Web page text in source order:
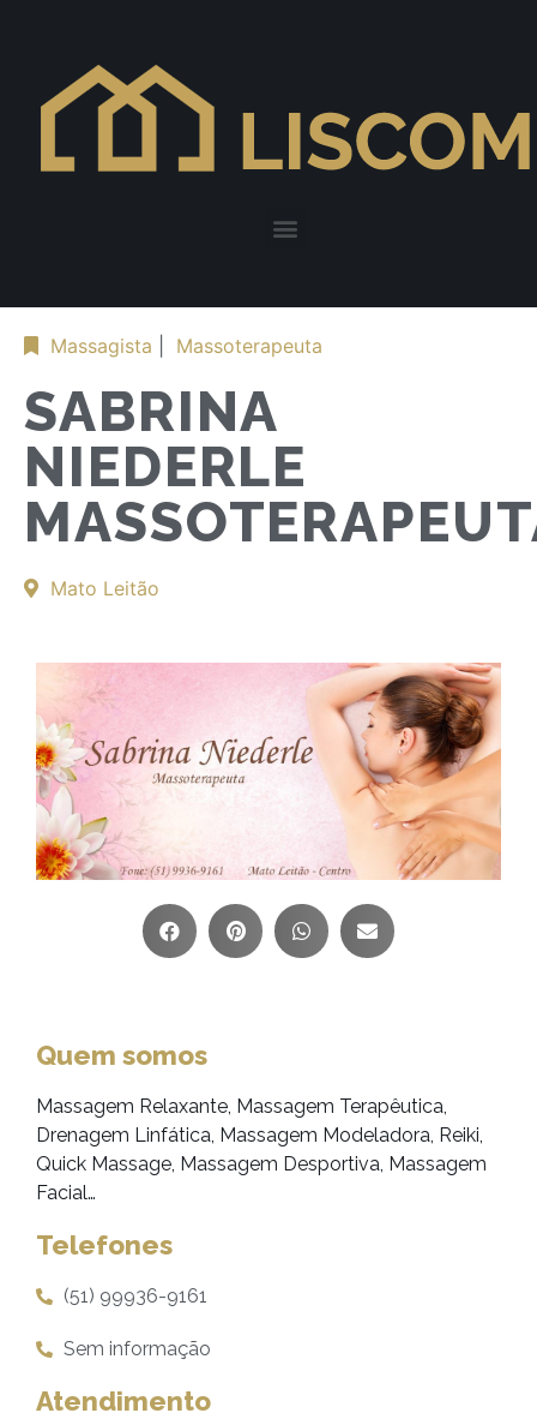
Massagista Massoterapeuta
SABRINA
NIEDERLE
Mato Leitão
Quem somos
Massagem Relaxante, Massagem Terapêutica,
Drenagem Linfática, Massagem Modeladora, Reiki,
Quick Massage, Massagem Desportiva, Massagem
Facial…
Telefones
(51) 99936-9161
Sem informação
Atendimento